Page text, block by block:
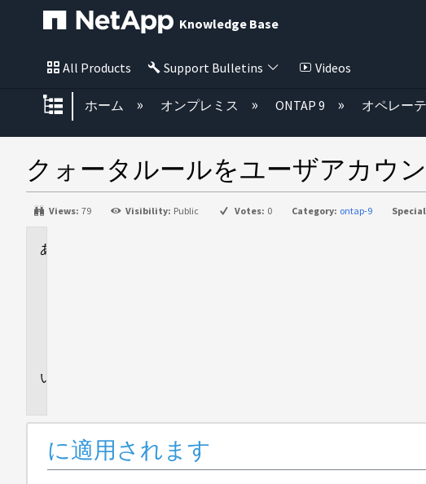
Knowledge Base
All Products Support Bulletins Videos
グローバル階層を展開/折りたたむ
ホーム オンプレミス ONTAP 9 オペレー
クォータルールをユーザアカウ
Views: 79 Visibility: Public Votes: 0 Category: ontap-9
に適用されます